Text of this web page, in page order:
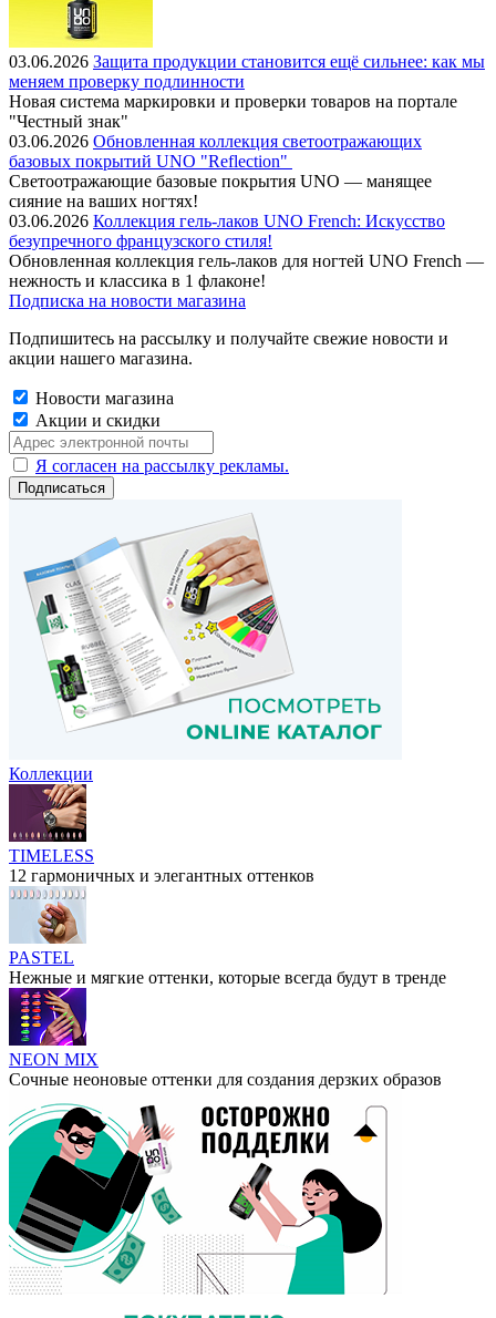
03.06.2026 Защита продукции становится ещё сильнее: как мы
меняем проверку подлинности
Новая система маркировки и проверки товаров на портале
"Честный знак"
03.06.2026 Обновленная коллекция светоотражающих
базовых покрытий UNO "Reflection"
Cветоотражающие базовые покрытия UNO — манящее
сияние на ваших ногтях!
03.06.2026 Коллекция гель-лаков UNO French: Искусство
безупречного французского стиля!
Обновленная коллекция гель-лаков для ногтей UNO French —
нежность и классика в 1 флаконе!
Подписка на новости магазина
Подпишитесь на рассылку и получайте свежие новости и
акции нашего магазина.
Новости магазина
Акции и скидки
Я согласен на рассылку рекламы.
Коллекции
TIMELESS
12 гармоничных и элегантных оттенков
PASTEL
Нежные и мягкие оттенки, которые всегда будут в тренде
NEON MIX
Сочные неоновые оттенки для создания дерзких образов